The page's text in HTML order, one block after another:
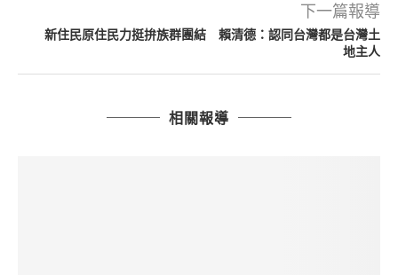
下一篇報導
新住民原住民力挺拚族群團結 賴清德：認同台灣都是台灣土
地主人
相關報導